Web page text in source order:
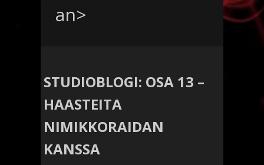
an>
STUDIOBLOGI: OSA 13 –
HAASTEITA
NIMIKKORAIDAN
KANSSA